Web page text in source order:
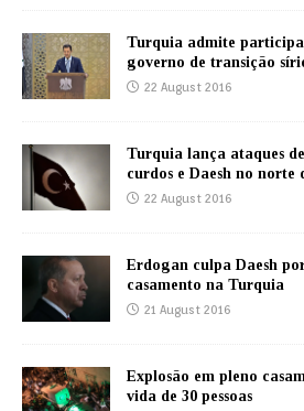
Turquia admite
governo de transição
22 August 2016
Turquia lança ataques
curdos e Daesh no norte
22 August 2016
Erdogan culpa Daesh
casamento na Turquia
21 August 2016
Explosão em pleno
vida de 30 pessoas